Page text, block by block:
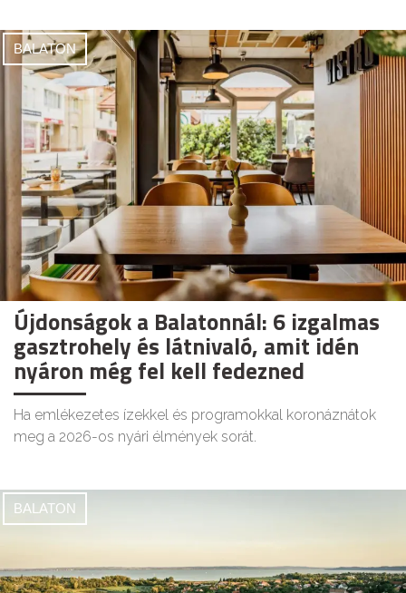
BALATON
Újdonságok a Balatonnál: 6 izgalmas
gasztrohely és látnivaló, amit idén
nyáron még fel kell fedezned
Ha emlékezetes ízekkel és programokkal koronáznátok
meg a 2026-os nyári élmények sorát.
BALATON